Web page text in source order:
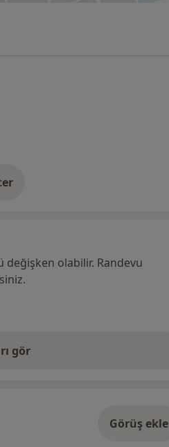
değişken olabilir. Randevu
gör
Görüş ekle